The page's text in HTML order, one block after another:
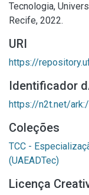
Tecnologia,
Recife, 2022.
URI
https://
Identificador
https://n2t.net/
Coleções
TCC -
(UAEADTec)
Licença